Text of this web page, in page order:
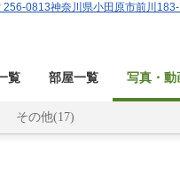
256-0813神奈川県小田原市前川
覧 部屋一覧 写真・動
その他(17)